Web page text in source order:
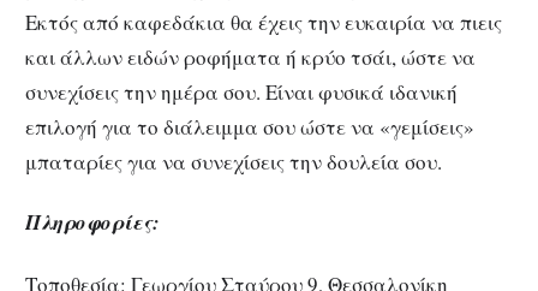
Εκτός από καφεδάκια θα έχεις την ευκαιρία να πιεις
και άλλων ειδών ροφήματα ή κρύο τσάι, ώστε να
συνεχίσεις την ημέρα σου. Είναι φυσικά ιδανική
επιλογή για το διάλειμμα σου ώστε να «γεμίσεις»
μπαταρίες για να συνεχίσεις την δουλεία σου.
Πληροφορίες:
Τοποθεσία: Γεωργίου Σταύρου 9, Θεσσαλονίκη